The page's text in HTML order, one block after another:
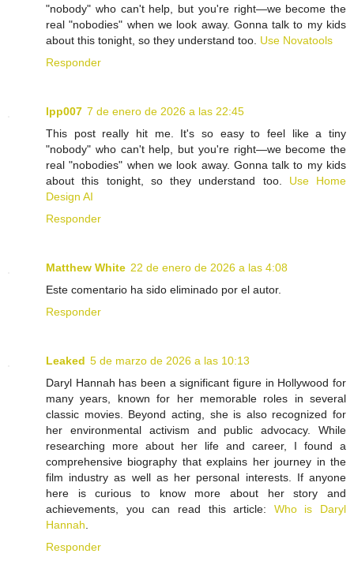
"nobody" who can't help, but you're right—we become the
real "nobodies" when we look away. Gonna talk to my kids
about this tonight, so they understand too. Use Novatools
Responder
lpp007 7 de enero de 2026 a las 22:45
This post really hit me. It's so easy to feel like a tiny
"nobody" who can't help, but you're right—we become the
real "nobodies" when we look away. Gonna talk to my kids
about this tonight, so they understand too. Use Home
Design AI
Responder
Matthew White 22 de enero de 2026 a las 4:08
Este comentario ha sido eliminado por el autor.
Responder
Leaked 5 de marzo de 2026 a las 10:13
Daryl Hannah has been a significant figure in Hollywood for
many years, known for her memorable roles in several
classic movies. Beyond acting, she is also recognized for
her environmental activism and public advocacy. While
researching more about her life and career, I found a
comprehensive biography that explains her journey in the
film industry as well as her personal interests. If anyone
here is curious to know more about her story and
achievements, you can read this article: Who is Daryl
Hannah
Responder